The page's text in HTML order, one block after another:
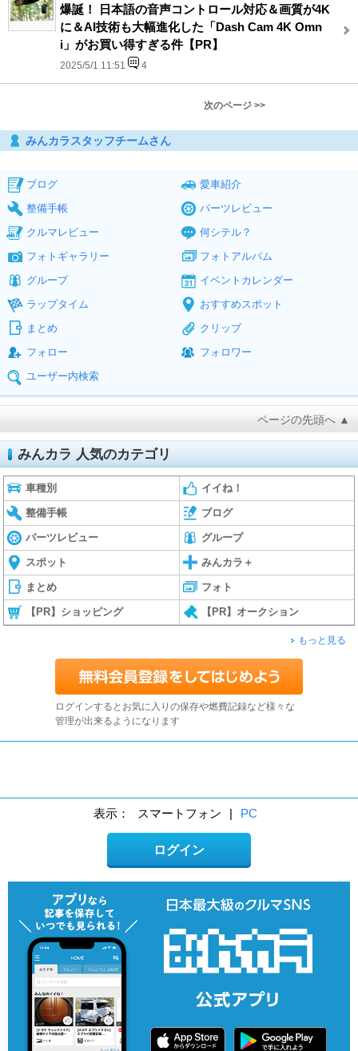
爆誕！ 日本語の音声コントロール対応＆画質が4K
に＆AI技術も大幅進化した「Dash Cam 4K Omn
i」がお買い得すぎる件【PR】
2025/5/1 11:51 4
次のページ >>
みんカラスタッフチームさん
ブログ
愛車紹介
整備手帳
パーツレビュー
クルマレビュー
何シテル？
フォトギャラリー
フォトアルバム
グループ
イベントカレンダー
ラップタイム
おすすめスポット
まとめ
クリップ
フォロー
フォロワー
ユーザー内検索
ページの先頭へ ▲
みんカラ 人気のカテゴリ
車種別 イイね！
整備手帳 ブログ
パーツレビュー グループ
スポット みんカラ＋
まとめ フォト
【PR】ショッピング 【PR】オークション
もっと見る
ログインするとお気に入りの保存や燃費記録など様々な
管理が出来るようになります
表示： スマートフォン | PC
ログイン